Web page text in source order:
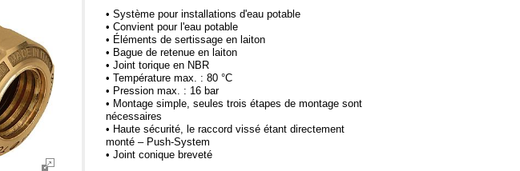
• Système pour installations d'eau potable
• Convient pour l'eau potable
• Éléments de sertissage en laiton
• Bague de retenue en laiton
• Joint torique en NBR
• Température max. : 80 °C
• Pression max. : 16 bar
• Montage simple, seules trois étapes de montage sont
nécessaires
• Haute sécurité, le raccord vissé étant directement
monté – Push-System
• Joint conique breveté